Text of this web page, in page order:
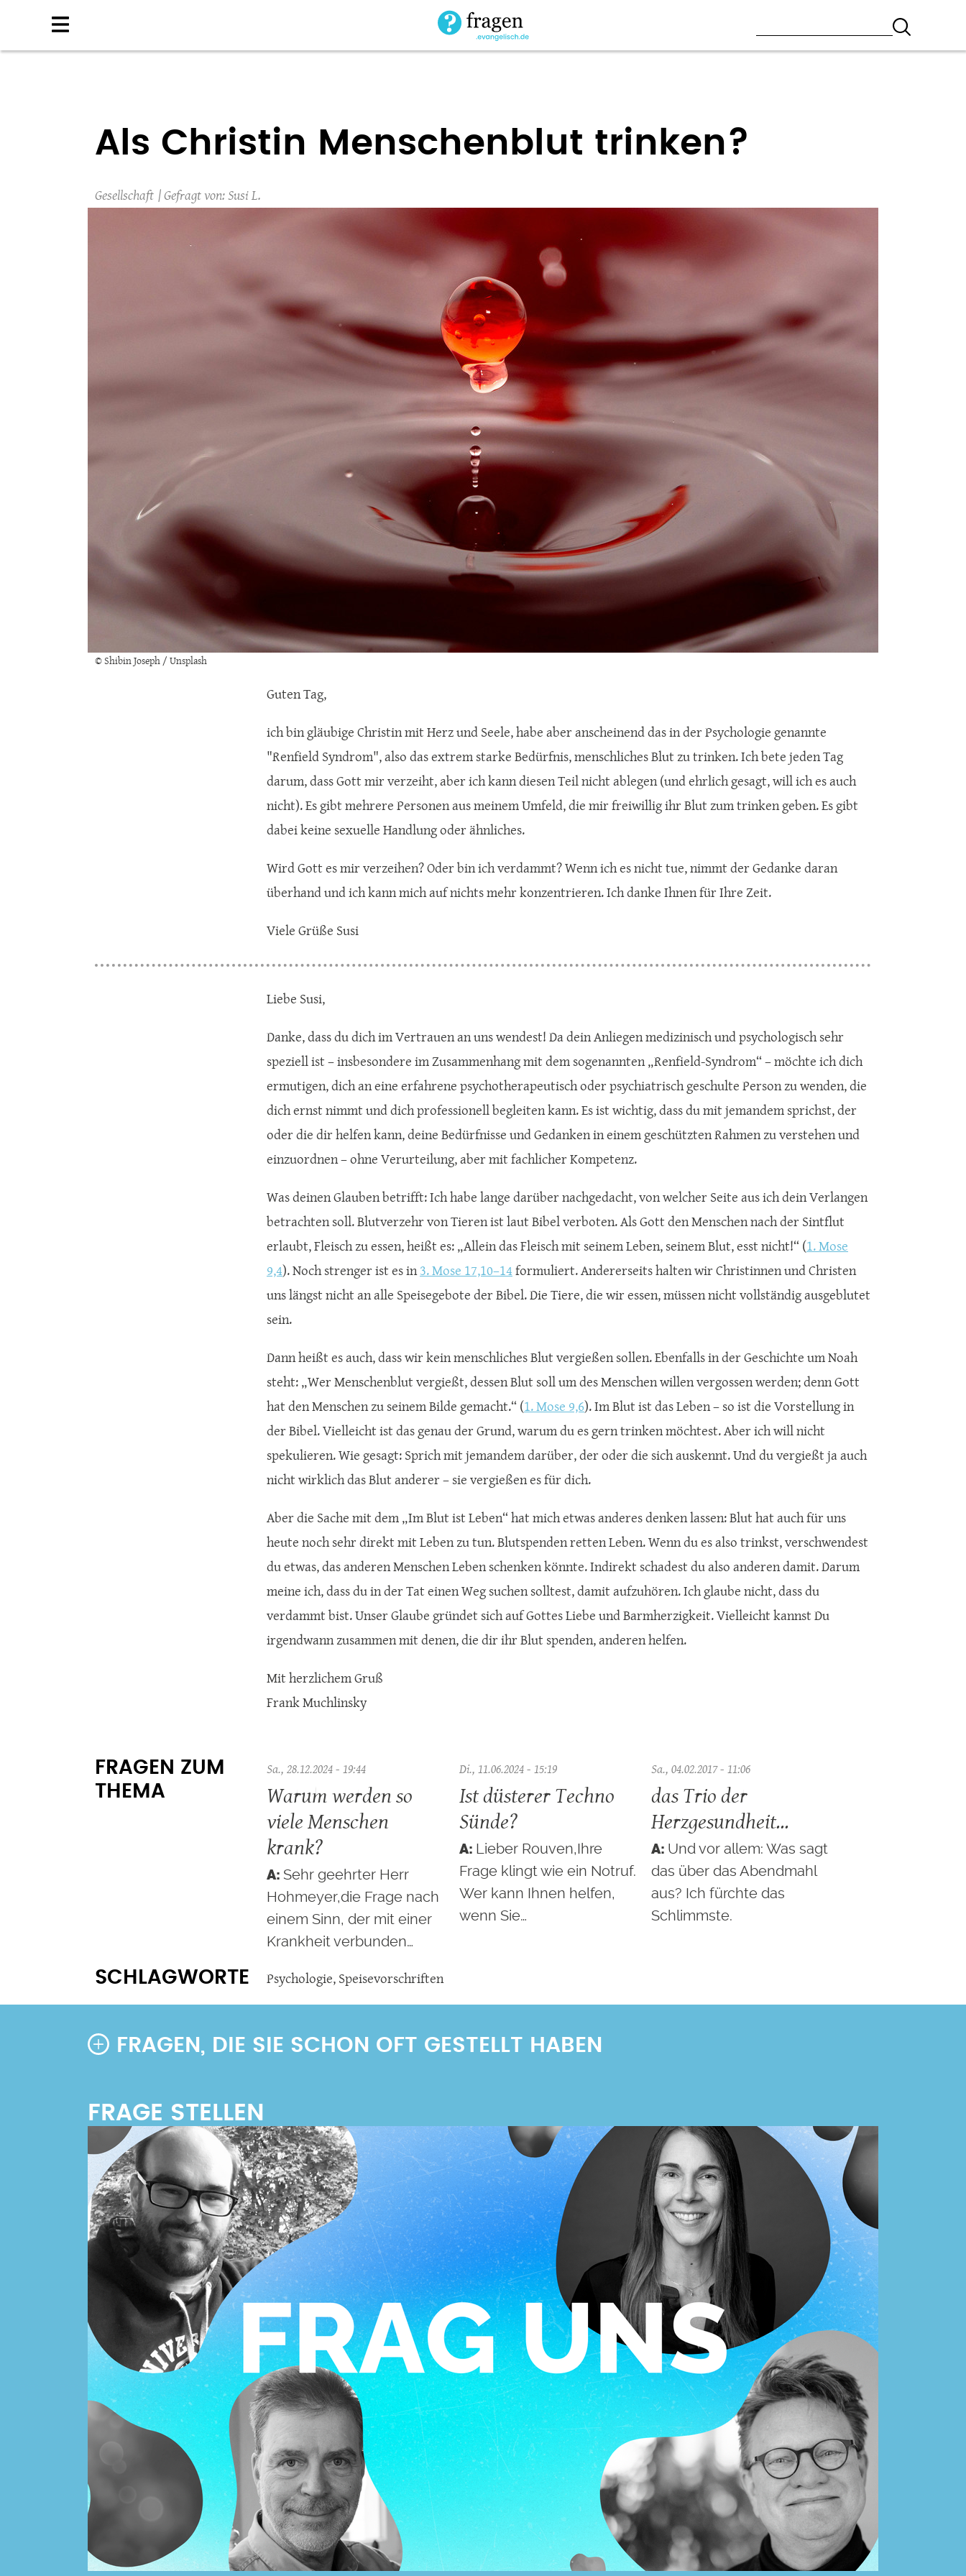
Als Christin Menschenblut trinken?
Gesellschaft Susi L.
© Shibin Joseph / Unsplash
Guten Tag,
ich bin gläubige Christin mit Herz und Seele, habe aber anscheinend das in der Psychologie genannte
"Renfield Syndrom", also das extrem starke Bedürfnis, menschliches Blut zu trinken. Ich bete jeden Tag
darum, dass Gott mir verzeiht, aber ich kann diesen Teil nicht ablegen (und ehrlich gesagt, will ich es auch
nicht). Es gibt mehrere Personen aus meinem Umfeld, die mir freiwillig ihr Blut zum trinken geben. Es gibt
dabei keine sexuelle Handlung oder ähnliches.
Wird Gott es mir verzeihen? Oder bin ich verdammt? Wenn ich es nicht tue, nimmt der Gedanke daran
überhand und ich kann mich auf nichts mehr konzentrieren. Ich danke Ihnen für Ihre Zeit.
Viele Grüße Susi
Liebe Susi,
Danke, dass du dich im Vertrauen an uns wendest! Da dein Anliegen medizinisch und psychologisch sehr
speziell ist – insbesondere im Zusammenhang mit dem sogenannten „Renfield-Syndrom“ – möchte ich dich
ermutigen, dich an eine erfahrene psychotherapeutisch oder psychiatrisch geschulte Person zu wenden, die
dich ernst nimmt und dich professionell begleiten kann. Es ist wichtig, dass du mit jemandem sprichst, der
oder die dir helfen kann, deine Bedürfnisse und Gedanken in einem geschützten Rahmen zu verstehen und
einzuordnen – ohne Verurteilung, aber mit fachlicher Kompetenz.
Was deinen Glauben betrifft: Ich habe lange darüber nachgedacht, von welcher Seite aus ich dein Verlangen
betrachten soll. Blutverzehr von Tieren ist laut Bibel verboten. Als Gott den Menschen nach der Sintflut
erlaubt, Fleisch zu essen, heißt es: „Allein das Fleisch mit seinem Leben, seinem Blut, esst nicht!“ (1. Mose
9,4). Noch strenger ist es in3. Mose 17,10–14formuliert. Andererseits halten wir Christinnen und Christen
uns längst nicht an alle Speisegebote der Bibel. Die Tiere, die wir essen, müssen nicht vollständig ausgeblutet
sein.
Dann heißt es auch, dass wir kein menschliches Blut vergießen sollen. Ebenfalls in der Geschichte um Noah
steht: „Wer Menschenblut vergießt, dessen Blut soll um des Menschen willen vergossen werden; denn Gott
hat den Menschen zu seinem Bilde gemacht.“ (1. Mose 9,6). Im Blut ist das Leben – so ist die Vorstellung in
der Bibel. Vielleicht ist das genau der Grund, warum du es gern trinken möchtest. Aber ich will nicht
spekulieren. Wie gesagt: Sprich mit jemandem darüber, der oder die sich auskennt. Und du vergießt ja auch
nicht wirklich das Blut anderer – sie vergießen es für dich.
Aber die Sache mit dem „Im Blut ist Leben“ hat mich etwas anderes denken lassen: Blut hat auch für uns
heute noch sehr direkt mit Leben zu tun. Blutspenden retten Leben. Wenn du es also trinkst, verschwendest
du etwas, das anderen Menschen Leben schenken könnte. Indirekt schadest du also anderen damit. Darum
meine ich, dass du in der Tat einen Weg suchen solltest, damit aufzuhören. Ich glaube nicht, dass du
verdammt bist. Unser Glaube gründet sich auf Gottes Liebe und Barmherzigkeit. Vielleicht kannst Du
irgendwann zusammen mit denen, die dir ihr Blut spenden, anderen helfen.
Mit herzlichem Gruß
Frank Muchlinsky
FRAGEN ZUM
THEMA
Sa., 28.12.2024 - 19:44
Warum werden so
viele Menschen
krank?
Sehr geehrter Herr
Hohmeyer,die Frage nach
einem Sinn, der mit einer
Krankheit verbunden…
Di., 11.06.2024 - 15:19
Ist düsterer Techno
Sünde?
Lieber Rouven,Ihre
Frage klingt wie ein Notruf.
Wer kann Ihnen helfen,
wenn Sie…
Sa., 04.02.2017 - 11:06
das Trio der
Herzgesundheit...
Und vor allem: Was sagt
das über das Abendmahl
aus? Ich fürchte das
Schlimmste.
SCHLAGWORTE Psychologie,Speisevorschriften
FRAGEN, DIE SIE SCHON OFT GESTELLT HABEN